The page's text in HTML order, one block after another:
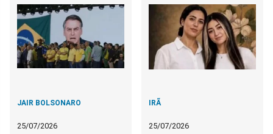
JAIR BOLSONARO
25/07/2026
IRÃ
25/07/2026